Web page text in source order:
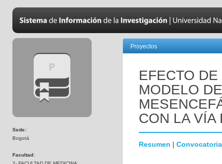
Sede:
Bogotá
Facultad:
Proyectos
EFECTO
MODELO
CON LA VÍA
Resumen | Convocatoria